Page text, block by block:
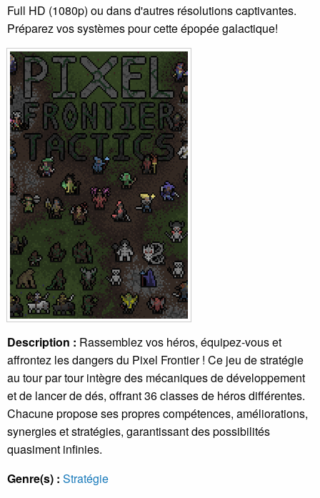
Full HD (1080p) ou dans d'autres résolutions captivantes.
Préparez vos systèmes pour cette épopée galactique!
Description : Rassemblez vos héros, équipez-vous et
affrontez les dangers du Pixel Frontier ! Ce jeu de stratégie
au tour par tour intègre des mécaniques de développement
et de lancer de dés, offrant 36 classes de héros différentes.
Chacune propose ses propres compétences, améliorations,
synergies et stratégies, garantissant des possibilités
quasiment infinies.
Genre(s) : Stratégie